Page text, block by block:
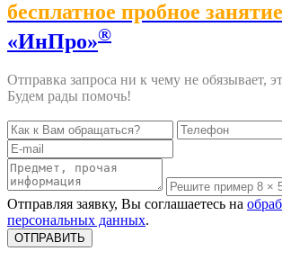
бесплатное пробное занятие
«ИнПро»®
Отправка запроса ни к чему не обязывает,
Будем рады помочь!
Отправляя заявку, Вы соглашаетесь на
персональных данных.